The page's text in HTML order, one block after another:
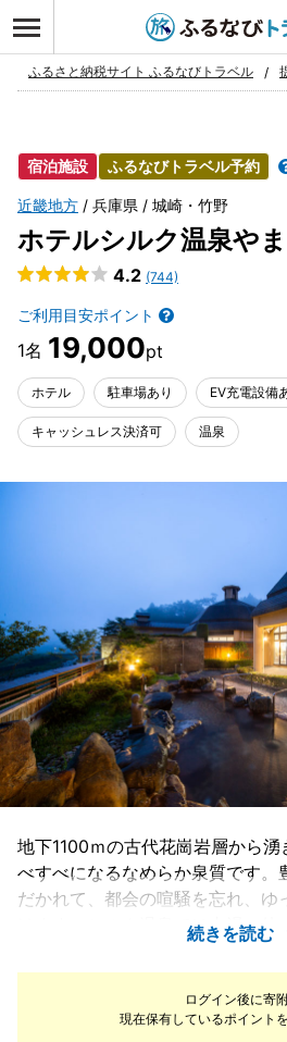
お気に入り
ふるさと納税サイト ふるなびトラベル
宿泊施設 ふるなびトラベル予約
近畿地方 兵庫県 城崎・竹野
ホテルシルク温泉や
4.2 (744)
ご利用目安ポイント
19,000
ホテル 駐車場あり EV充電設備
キャッシュレス決済可 温泉
ログイン後に寄
現在保有しているポイント
地下1100ｍの古代花崗岩層から
べすべになるなめらか泉質です。
だかれて、都会の喧騒を忘れ、ゆ
けます。シルク温泉では内湯の他
ナ、寝湯などをお楽しみいただけ
が誇る名牛「但馬牛」を使った「
すめ。石焼でさっとあぶれば、じ
旨みが口いっぱいに広がります。
続きを読む